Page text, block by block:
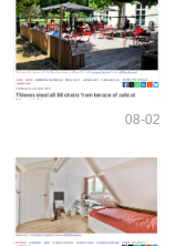
08-02